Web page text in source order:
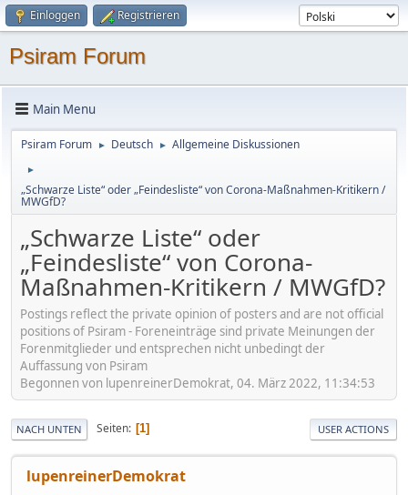
Einloggen Registrieren
Psiram Forum
Main Menu
Psiram Forum ► Deutsch ► Allgemeine Diskussionen
►
„Schwarze Liste“ oder „Feindesliste“ von Corona-Maßnahmen-Kritikern /
MWGfD?
„Schwarze Liste“ oder
„Feindesliste“ von Corona-
Maßnahmen-Kritikern / MWGfD?
Postings reflect the private opinion of posters and are not official
positions of Psiram - Foreneinträge sind private Meinungen der
Forenmitglieder und entsprechen nicht unbedingt der
Auffassung von Psiram
Begonnen von lupenreinerDemokrat, 04. März 2022, 11:34:53
NACH UNTEN Seiten 1 USER ACTIONS
lupenreinerDemokrat